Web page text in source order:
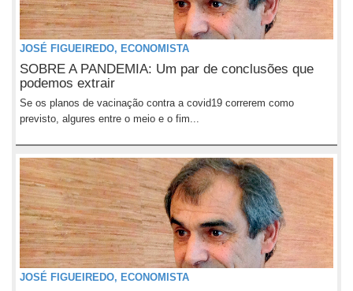
JOSÉ FIGUEIREDO, ECONOMISTA
SOBRE A PANDEMIA: Um par de conclusões que
podemos extrair
Se os planos de vacinação contra a covid19 correrem como
previsto, algures entre o meio e o fim...
JOSÉ FIGUEIREDO, ECONOMISTA